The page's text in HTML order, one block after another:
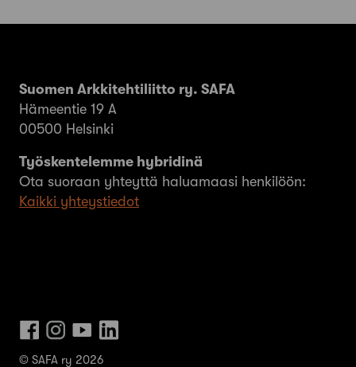
Suomen Arkkitehtiliitto ry. SAFA
Hämeentie 19 A
00500 Helsinki
Työskentelemme hybridinä
Ota suoraan yhteyttä haluamaasi henkilöön:
Kaikki yhteystiedot
© SAFA ry 2026